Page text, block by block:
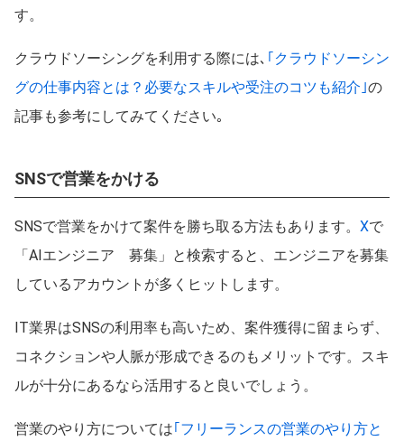
す。
クラウドソーシングを利用する際には､ ｢クラウドソーシン
グの仕事内容とは？必要なスキルや受注のコツも紹介｣の
記事も参考にしてみてください｡
SNSで営業をかける
SNSで営業をかけて案件を勝ち取る方法もあります。 Xで
「AIエンジニア 募集」と検索すると、エンジニアを募集
しているアカウントが多くヒットします。
IT業界はSNSの利用率も高いため、案件獲得に留まらず、
コネクションや人脈が形成できるのもメリットです。スキ
ルが十分にあるなら活用すると良いでしょう。
営業のやり方については｢フリーランスの営業のやり方と